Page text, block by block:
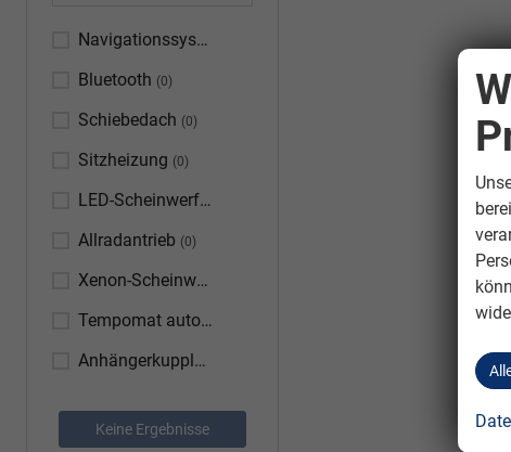
Navigationssystem
Bluetooth (0)
Schiebedach (0)
Sitzheizung (0)
LED-Scheinwerfer
Allradantrieb (0)
Xenon-Scheinwerfer
Tempomat automatisch (ACC)
Anhängerkupplung
Keine Ergebnisse